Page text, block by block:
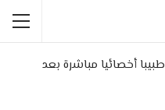
العودة إلى "تعيين وتوزيع 530 طبيبا أخصائيا مباشرة بعد